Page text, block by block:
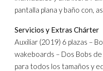
pantalla plana y baño con,
Servicios y Extras Chárter
Auxiliar (2019) 6 plazas –
wakeboards – Dos Bobs
para todos los tamaños y